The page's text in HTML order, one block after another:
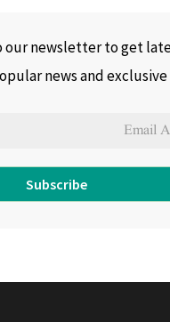
our newsletter to get
news and exclusive
Subscribe